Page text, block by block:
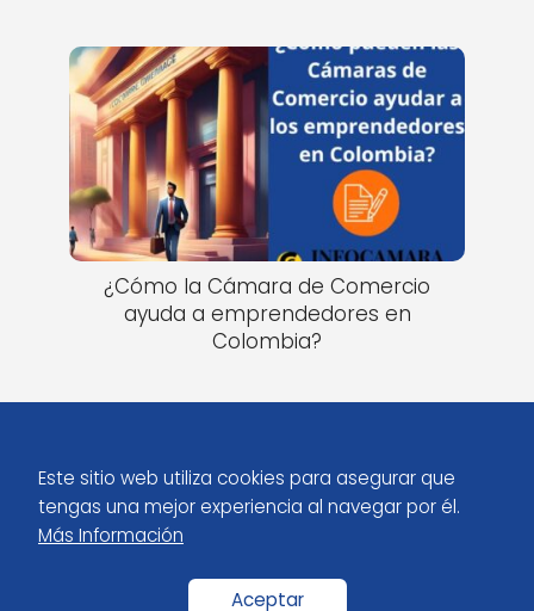
¿Cómo la Cámara de Comercio
ayuda a emprendedores en
Colombia?
Blog Preguntas sobre Camara de Comercio Colombia
Este sitio web utiliza cookies para asegurar que
tengas una mejor experiencia al navegar por él.
Más Información
Aceptar